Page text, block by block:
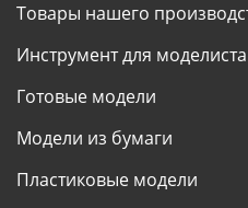
Товары нашего
Инструмент для моделиста
Готовые модели
Модели из бумаги
Пластиковые модели